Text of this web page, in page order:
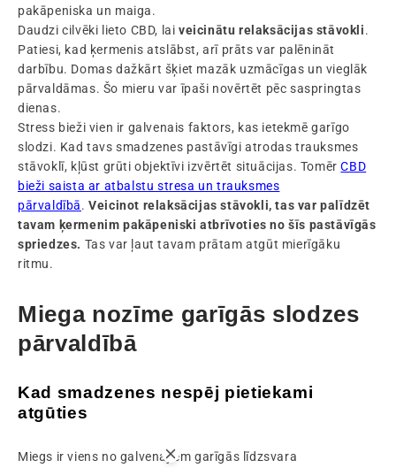
pakāpeniska un maiga.
Daudzi cilvēki lieto CBD, lai veicinātu relaksācijas stāvokli.
Patiesi, kad ķermenis atslābst, arī prāts var palēnināt
darbību. Domas dažkārt šķiet mazāk uzmācīgas un vieglāk
pārvaldāmas. Šo mieru var īpaši novērtēt pēc saspringtas
dienas.
Stress bieži vien ir galvenais faktors, kas ietekmē garīgo
slodzi. Kad tavs smadzenes pastāvīgi atrodas trauksmes
stāvoklī, kļūst grūti objektīvi izvērtēt situācijas. TomērCBD
bieži saista ar atbalstu stresa un trauksmes
pārvaldībā.Veicinot relaksācijas stāvokli, tas var palīdzēt
tavam ķermenim pakāpeniski atbrīvoties no šīs pastāvīgās
spriedzes. Tas var ļaut tavam prātam atgūt mierīgāku
ritmu.
Miega nozīme garīgās slodzes
pārvaldībā
Kad smadzenes nespēj pietiekami
atgūties
Miegs ir viens no galvenajiem garīgās līdzsvara